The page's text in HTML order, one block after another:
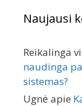
Naujausi
Reikalinga
naudinga
sistemas?
Ugnė apie